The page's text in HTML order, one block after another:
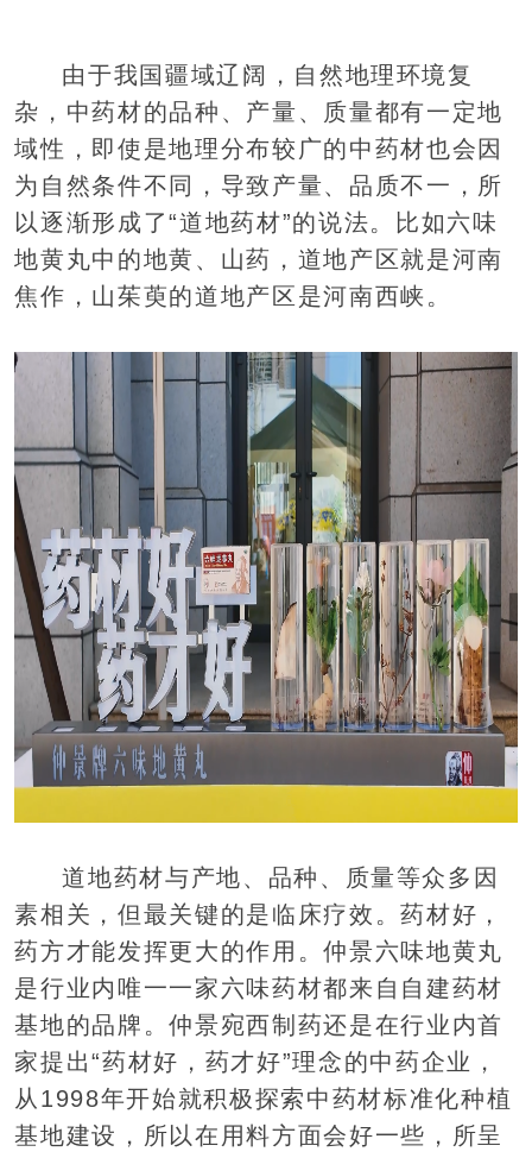
由于我国疆域辽阔，自然地理环境复
杂，中药材的品种、产量、质量都有一定地
域性，即使是地理分布较广的中药材也会因
为自然条件不同，导致产量、品质不一，所
以逐渐形成了“道地药材”的说法。比如六味
地黄丸中的地黄、山药，道地产区就是河南
焦作，山茱萸的道地产区是河南西峡。
道地药材与产地、品种、质量等众多因
素相关，但最关键的是临床疗效。药材好，
药方才能发挥更大的作用。仲景六味地黄丸
是行业内唯一一家六味药材都来自自建药材
基地的品牌。仲景宛西制药还是在行业内首
家提出“药材好，药才好”理念的中药企业，
从1998年开始就积极探索中药材标准化种植
基地建设，所以在用料方面会好一些，所呈